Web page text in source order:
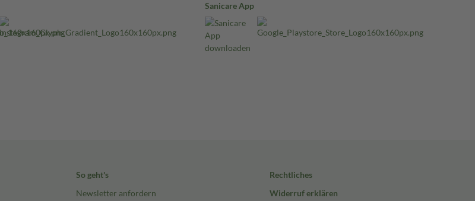
Sanicare App
So geht's
Newsletter anfordern
Rechtliches
Widerruf erklären